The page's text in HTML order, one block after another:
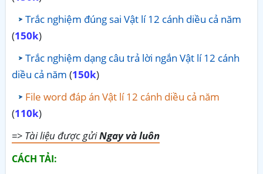
Trắc nghiệm đúng sai Vật lí 12 cánh diều cả năm
(150k)
Trắc nghiệm dạng câu trả lời ngắn Vật lí 12 cánh
diều cả năm (150k)
File word đáp án Vật lí 12 cánh diều cả năm
(110k)
=> Tài liệu được gửiNgay và luôn
CÁCH TẢI: